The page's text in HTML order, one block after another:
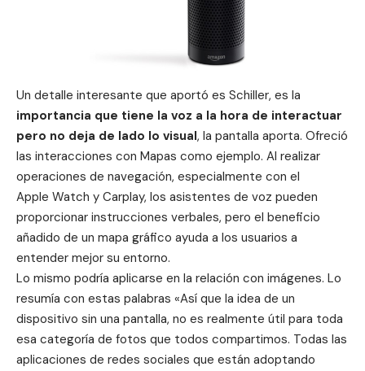
Un detalle interesante que aportó es Schiller, es la
importancia que tiene la voz a la hora de interactuar
pero no deja de lado lo visual, la pantalla aporta. Ofreció
las interacciones con Mapas como ejemplo. Al realizar
operaciones de navegación, especialmente con el
Apple Watch y Carplay, los asistentes de voz pueden
proporcionar instrucciones verbales, pero el beneficio
añadido de un mapa gráfico ayuda a los usuarios a
entender mejor su entorno.
Lo mismo podría aplicarse en la relación con imágenes. Lo
resumía con estas palabras «Así que la idea de un
dispositivo sin una pantalla, no es realmente útil para toda
esa categoría de fotos que todos compartimos. Todas las
aplicaciones de redes sociales que están adoptando